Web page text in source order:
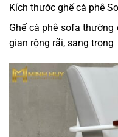
Kích thước ghế cà phê
Ghế cà phê sofa
gian rộng rãi, sang trọng